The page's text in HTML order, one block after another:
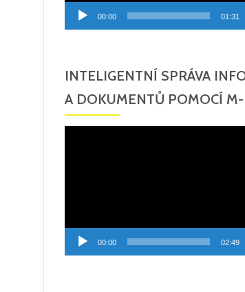
00:00 01:31
INTELIGENTNÍ SPRÁVA
A DOKUMENTŮ POMOCÍ M-
00:00 02:49